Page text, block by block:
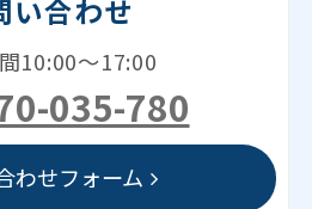
い合わせ
10:00～17:00
035-780
わせフォーム